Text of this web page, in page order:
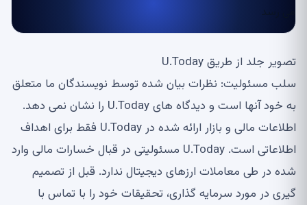
تصویر جلد از طریق U.Today
سلب مسئولیت: نظرات بیان شده توسط نویسندگان ما متعلق
به خود آنها است و دیدگاه های U.Today را نشان نمی دهد.
اطلاعات مالی و بازار ارائه شده در U.Today فقط برای اهداف
اطلاعاتی است. U.Today مسئولیتی در قبال خسارات مالی وارد
شده در طی معاملات ارزهای دیجیتال ندارد. قبل از تصمیم
گیری در مورد سرمایه گذاری، تحقیقات خود را با تماس با